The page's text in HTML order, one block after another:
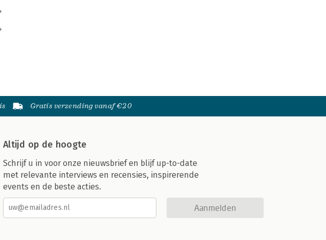
Gratis verzending vanaf €20
Altijd op de hoogte
Schrijf u in voor onze nieuwsbrief en blijf up-to-date
met relevante interviews en recensies, inspirerende
events en de beste acties.
Aanmelden